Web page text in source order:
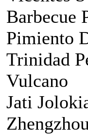
Barbecue
Pimiento
Trinidad
Vulcano
Jati
Zhengzhou